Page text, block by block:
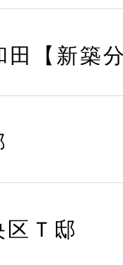
田【新築
Ｔ邸